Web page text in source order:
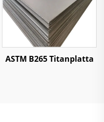
ASTM B265 Titanplatta